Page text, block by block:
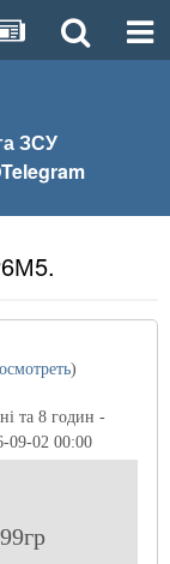
ЗСУ
Telegram
)
та 8 годин -
09-02 00:00